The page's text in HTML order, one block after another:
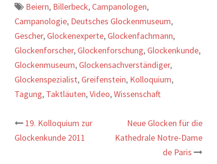
Beiern, Billerbeck, Campanologen,
Campanologie, Deutsches Glockenmuseum,
Gescher, Glockenexperte, Glockenfachmann,
Glockenforscher, Glockenforschung, Glockenkunde,
Glockenmuseum, Glockensachverständiger,
Glockenspezialist, Greifenstein, Kolloquium,
Tagung, Taktläuten,Video,Wissenschaft
Beitrags-
Navigation
19. Kolloquium zur
Glockenkunde 2011
Neue Glocken für die
Kathedrale Notre-Dame
de Paris